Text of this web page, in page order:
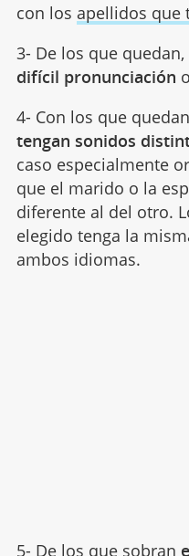
con los apellidos que
3- De los que quedan,
difícil pronunciación
4- Con los que
tengan sonidos
caso especialmente
que el marido o la
diferente al del otro.
elegido tenga la
ambos idiomas.
5- De los que sobran